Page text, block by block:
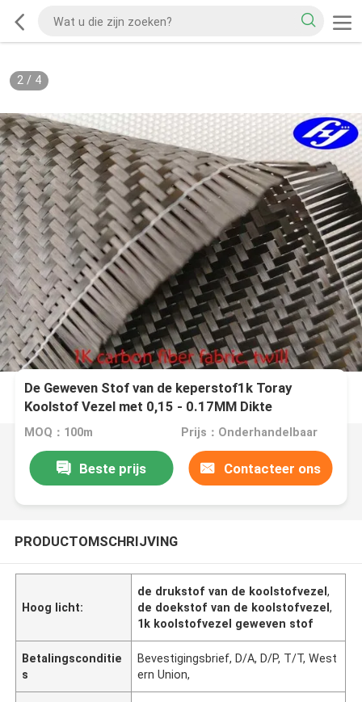
2/ 4
De Geweven Stof van de keperstof1k Toray
Koolstof Vezel met 0,15 - 0.17MM Dikte
MOQ：100m Prijs：Onderhandelbaar
Beste prijs Contacteer ons
PRODUCTOMSCHRIJVING
Hoog licht:
de drukstof van de koolstofvezel,
de doekstof van de koolstofvezel,
1k koolstofvezel geweven stof
Betalingsconditie
s
Bevestigingsbrief, D/A, D/P, T/T, West
ern Union,